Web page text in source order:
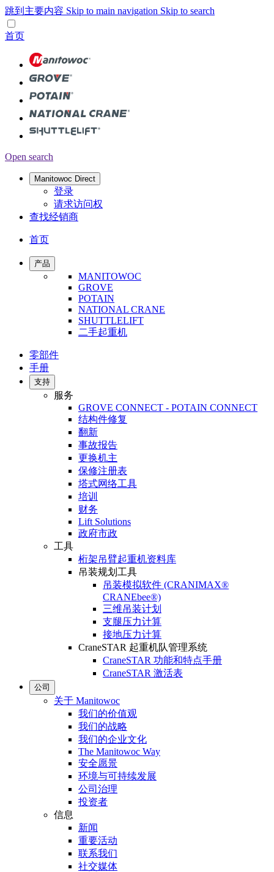
跳到主要内容 Skip to main navigation Skip to search
首页
Open search
Manitowoc Direct
登录
请求访问权
查找经销商
首页
产品
MANITOWOC
GROVE
POTAIN
NATIONAL CRANE
SHUTTLELIFT
二手起重机
零部件
手册
支持
服务
GROVE CONNECT - POTAIN CONNECT
结构件修复
翻新
事故报告
更换机主
保修注册表
塔式网络工具
培训
财务
Lift Solutions
政府市政
工具
桁架吊臂起重机资料库
吊装规划工具
吊装模拟软件 (CRANIMAX®
CRANEbee®)
三维吊装计划
支腿压力计算
接地压力计算
CraneSTAR 起重机队管理系统
CraneSTAR 功能和特点手册
CraneSTAR 激活表
公司
关于 Manitowoc
我们的价值观
我们的战略
我们的企业文化
The Manitowoc Way
安全愿景
环境与可持续发展
公司治理
投资者
信息
新闻
重要活动
联系我们
社交媒体